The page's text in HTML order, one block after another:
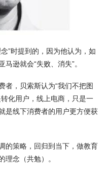
”时提到的，因为他认为，如
逊就会“失败、消失”。
者，贝索斯认为“我们不把图
化用户，线上电商，只是一
是线下消费者的用户更方便获
的策略，回归到当下，做教育
理念（共勉）。